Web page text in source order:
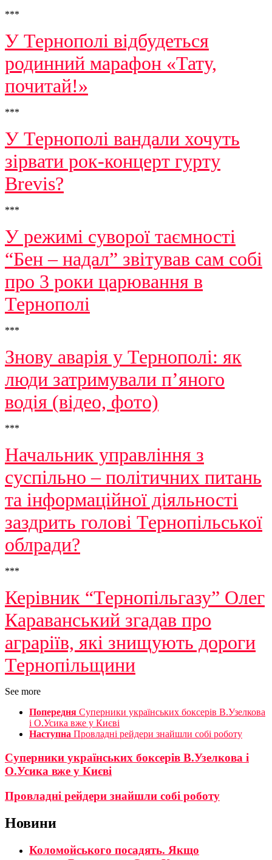
***
У Тернополі відбудеться
родинний марафон «Тату,
почитай!»
***
У Тернополі вандали хочуть
зірвати рок-концерт гурту
Brevis?
***
У режимі суворої таємності
“Бен – надал” звітував сам собі
про 3 роки царювання в
Тернополі
***
Знову аварія у Тернополі: як
люди затримували п’яного
водія (відео, фото)
***
Начальник управління з
суспільно – політичних питань
та інформаційної діяльності
заздрить голові Тернопільської
облради?
***
Керівник “Тернопільгазу” Олег
Караванський згадав про
аграріїв, які знищують дороги
Тернопільщини
See more
Попередня Суперники українських боксерів В.Узелкова
і О.Усика вже у Києві
Наступна Провладні рейдери знайшли собі роботу
Суперники українських боксерів В.Узелкова і
О.Усика вже у Києві
Провладні рейдери знайшли собі роботу
Новини
Коломойського посадять. Якщо